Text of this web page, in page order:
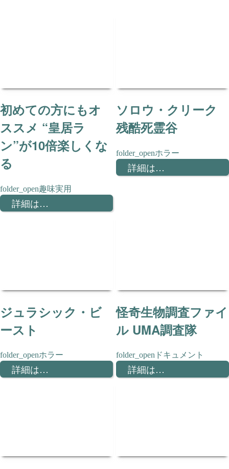
初めての方にもオ
ススメ “皇居ラ
ン”が10倍楽しくな
る
趣味実用
詳細は…
ソロウ・クリーク
残酷死霊谷
ホラー
詳細は…
ジュラシック・ビ
ースト
ホラー
詳細は…
怪奇生物調査ファイ
ル UMA調査隊
ドキュメント
詳細は…